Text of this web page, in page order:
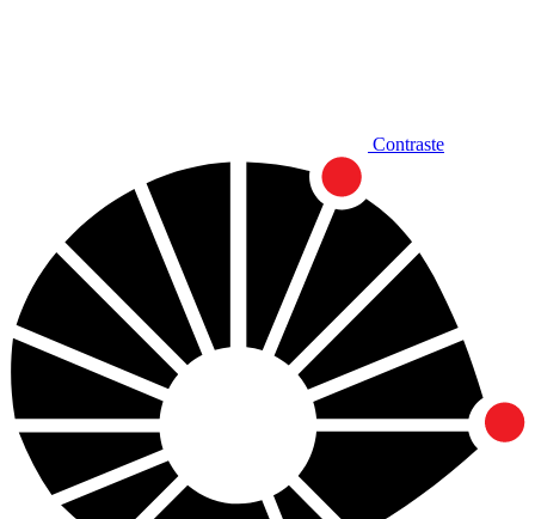
Contraste